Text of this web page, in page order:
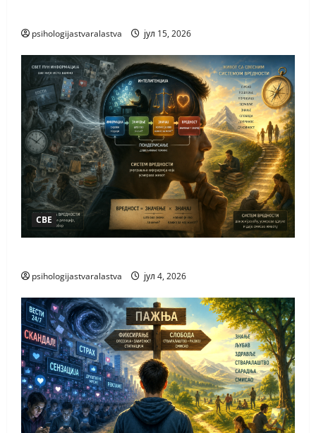
psihologijastvaralastva јул 15, 2026
СВЕ
psihologijastvaralastva јул 4, 2026